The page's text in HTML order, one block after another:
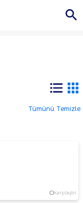
Tümünü Temizle
Karşılaştır